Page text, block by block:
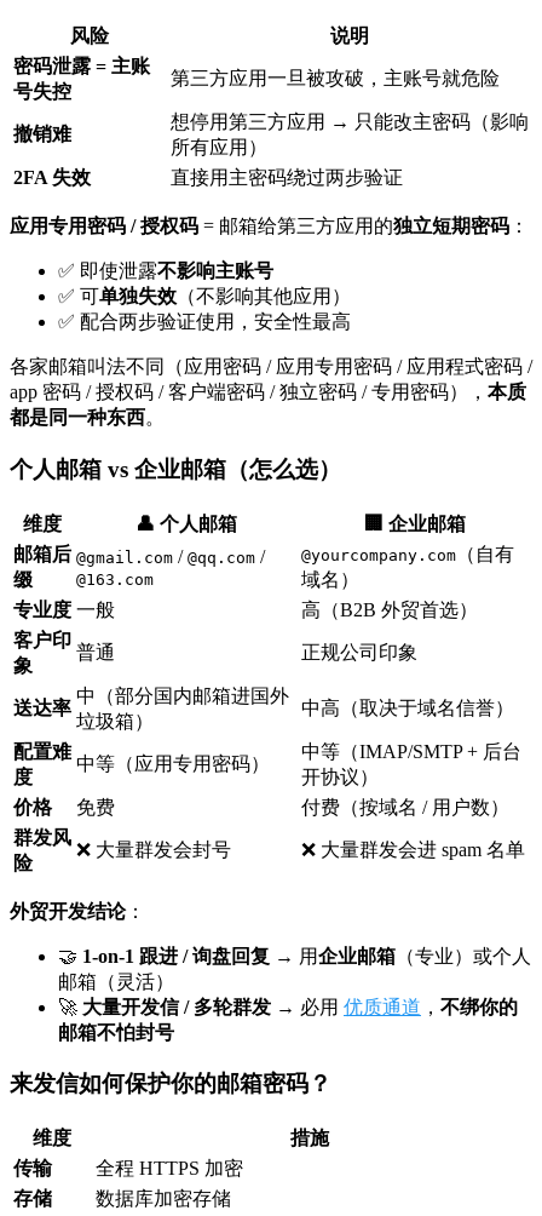
风险
说明
密码泄露 = 主账
号失控
第三方应用一旦被攻破，主账号就危险
撤销难
想停用第三方应用 → 只能改主密码（影响
所有应用）
2FA 失效
直接用主密码绕过两步验证
应用专用密码 / 授权码 = 邮箱给第三方应用的独立短期密码 ：
✅ 即使泄露不影响主账号
✅ 可单独失效 （不影响其他应用）
✅ 配合两步验证使用，安全性最高
各家邮箱叫法不同（应用密码 / 应用专用密码 / 应用程式密码 /
app 密码 / 授权码 / 客户端密码 / 独立密码 / 专用密码）， 本质
都是同一种东西。
个人邮箱 vs 企业邮箱（怎么选）
维度 👤 个人邮箱
🏢 企业邮箱
邮箱后
缀
@gmail.com / @qq.com /
@163.com
@yourcompany.com （自有
域名）
专业度 一般
高（B2B 外贸首选）
客户印
象
普通 正规公司印象
送达率
中（部分国内邮箱进国外
垃圾箱）
中高（取决于域名信誉）
配置难
度
中等（应用专用密码）
中等（IMAP/SMTP + 后台
开协议）
价格
免费
付费（按域名 / 用户数）
群发风
险
❌ 大量群发会封号 ❌ 大量群发会进 spam 名单
外贸开发结论：
🤝 1-on-1 跟进 / 询盘回复 → 用企业邮箱 （专业）或个人
邮箱（灵活）
🚀 大量开发信 / 多轮群发 → 必用 优质通道 ， 不绑你的
邮箱不怕封号
来发信如何保护你的邮箱密码？
维度
措施
传输
全程 HTTPS 加密
存储
数据库加密存储